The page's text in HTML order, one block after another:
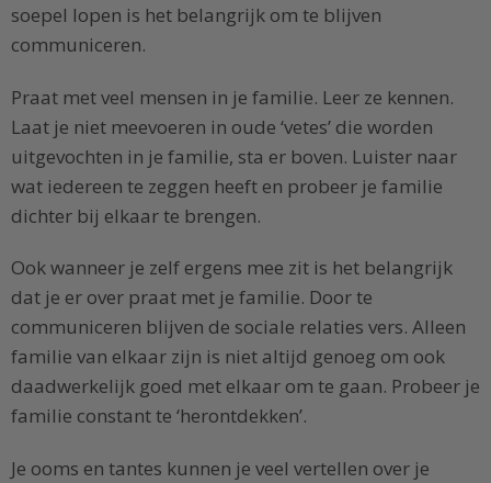
soepel lopen is het belangrijk om te blijven
communiceren.
Praat met veel mensen in je familie. Leer ze kennen.
Laat je niet meevoeren in oude ‘vetes’ die worden
uitgevochten in je familie, sta er boven. Luister naar
wat iedereen te zeggen heeft en probeer je familie
dichter bij elkaar te brengen.
Ook wanneer je zelf ergens mee zit is het belangrijk
dat je er over praat met je familie. Door te
communiceren blijven de sociale relaties vers. Alleen
familie van elkaar zijn is niet altijd genoeg om ook
daadwerkelijk goed met elkaar om te gaan. Probeer je
familie constant te ‘herontdekken’.
Je ooms en tantes kunnen je veel vertellen over je